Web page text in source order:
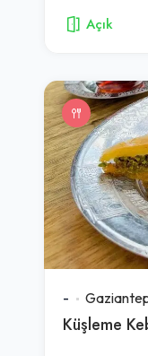
Açık
-
Küşleme